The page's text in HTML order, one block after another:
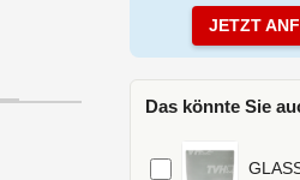
JETZT
Das könnte Sie